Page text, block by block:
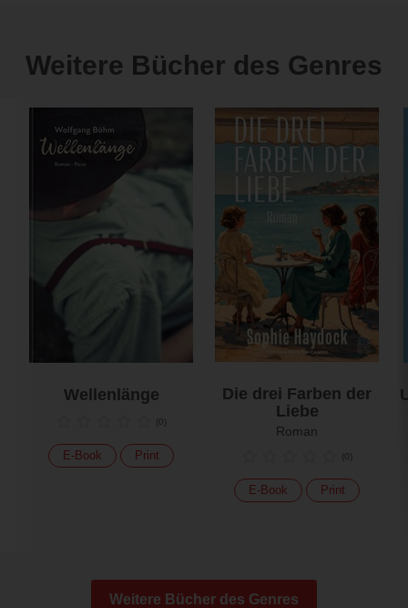
Weitere Bücher des Genres
Wellenlänge
(0)
E-Book Print
Die drei Farben der
Liebe
Roman
(0)
E-Book Print
Weitere Bücher des Genres